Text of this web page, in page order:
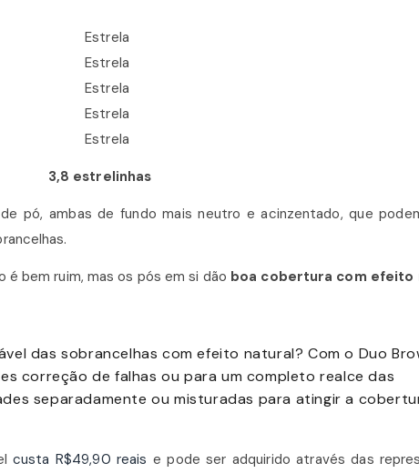
3,8 estrelinhas
pó, ambas de fundo mais neutro e acinzentado, que
bem ruim, mas os pós em si dão boa cobertura com efeito
das sobrancelhas com efeito natural? Com o Duo
correção de falhas ou para um completo realce das
separadamente ou misturadas para atingir a
custa R$49,90 reais e pode ser adquirido através das